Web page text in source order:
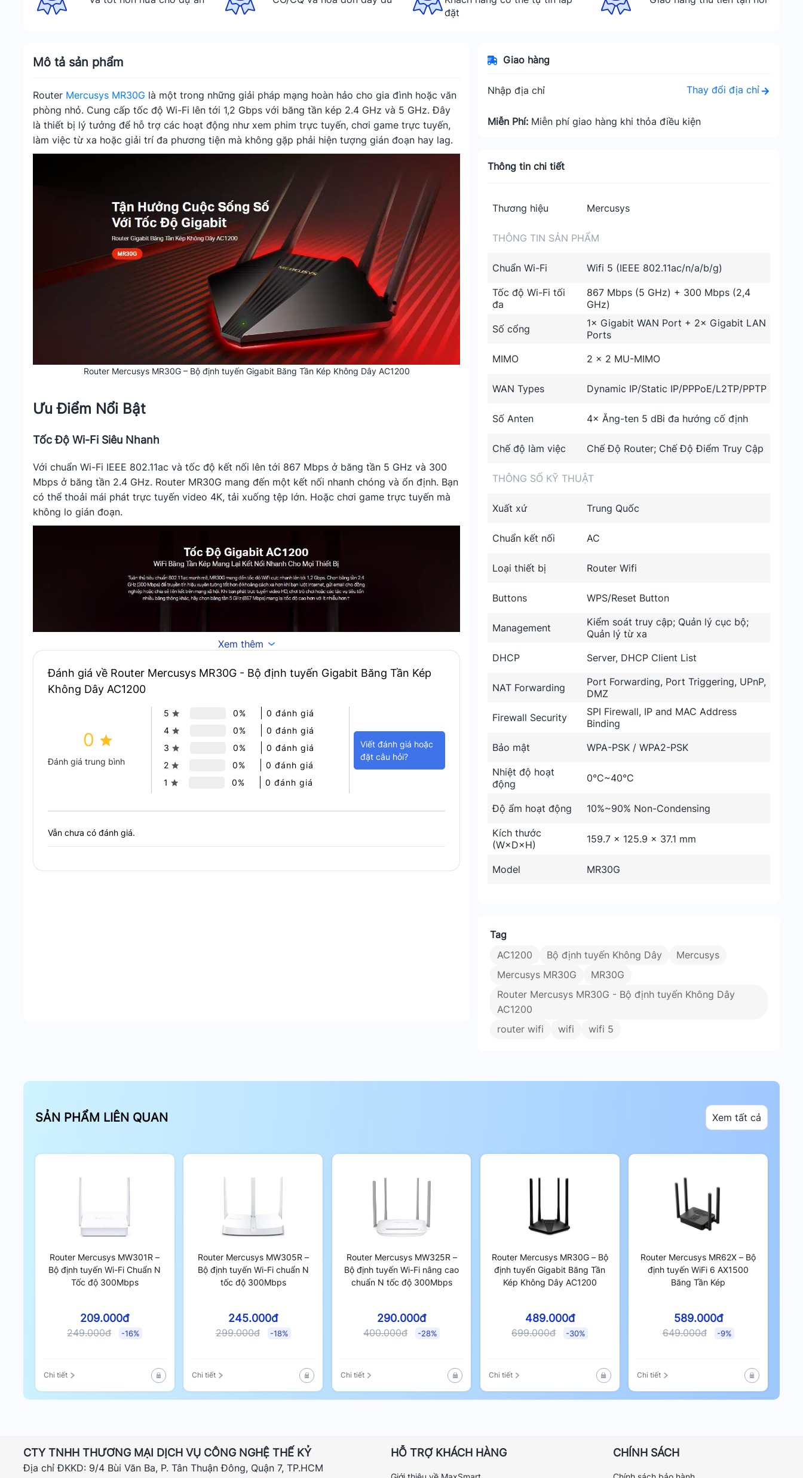
đặt
Mô tả sản phẩm
Router Mercusys MR30G là một trong những giải pháp mạng hoàn hảo cho gia đình hoặc văn
phòng nhỏ. Cung cấp tốc độ Wi-Fi lên tới 1,2 Gbps với băng tần kép 2.4 GHz và 5 GHz. Đây
là thiết bị lý tưởng để hỗ trợ các hoạt động như xem phim trực tuyến, chơi game trực tuyến,
làm việc từ xa hoặc giải trí đa phương tiện mà không gặp phải hiện tượng gián đoạn hay lag.
Router Mercusys MR30G – Bộ định tuyến Gigabit Băng Tần Kép Không Dây AC1200
Ưu Điểm Nổi Bật
Tốc Độ Wi-Fi Siêu Nhanh
Với chuẩn Wi-Fi IEEE 802.11ac và tốc độ kết nối lên tới 867 Mbps ở băng tần 5 GHz và 300
Mbps ở băng tần 2.4 GHz. Router MR30G mang đến một kết nối nhanh chóng và ổn định. Bạn
có thể thoải mái phát trực tuyến video 4K, tải xuống tệp lớn. Hoặc chơi game trực tuyến mà
không lo gián đoạn.
Router Mercusys MR30G Với chuẩn Wi-Fi IEEE 802.11ac
Trang bị 4 ăng-ten công suất cao, router MR30G đảm bảo khả năng phủ sóng rộng rãi. Loại
bỏ vùng chết trong ngôi nhà của bạn. Công nghệ Beamforming tích hợp giúp tập trung tín
hiệu Wi-Fi đến các thiết bị. Tăng cường kết nối và ổn định tín hiệu ở mọi vị trí. Cho phép sử
Công Nghệ MU-MIMO – Tăng Cường Hiệu Suất
các gia đình hoặc văn phòng có nhiều thiết bị kết nối vào mạng Wi-Fi, từ điện thoại, laptop,
Cổng Gigabit Tốc Độ Cao
Với 1 cổng WAN Gigabit và 2 cổng LAN Gigabit. MR30G mang lại khả năng truyền tải dữ liệu
Xem thêm
Đánh giá về Router Mercusys MR30G - Bộ định tuyến Gigabit Băng Tần Kép
Không Dây AC1200
0
Đánh giá trung bình
5 0%
0 đánh giá
4
0%
0 đánh giá
3
0%
0 đánh giá
2
0%
0 đánh giá
1
0% 0 đánh giá
Viết đánh giá hoặc
đặt câu hỏi?
Vẫn chưa có đánh giá.
Giao hàng
Nhập địa chỉ Thay đổi địa chỉ
Miễn Phí: Miễn phí giao hàng khi thỏa điều kiện
Thông tin chi tiết
Thương hiệu Mercusys
THÔNG TIN SẢN PHẨM
Chuẩn Wi-Fi Wifi 5 (IEEE 802.11ac/n/a/b/g)
Tốc độ Wi-Fi tối
đa
867 Mbps (5 GHz) + 300 Mbps (2,4
GHz)
Số cổng
1× Gigabit WAN Port + 2× Gigabit LAN
Ports
MIMO
2 × 2 MU-MIMO
WAN Types Dynamic IP/Static IP/PPPoE/L2TP/PPTP
Số Anten 4× Ăng-ten 5 dBi đa hướng cố định
Chế độ làm việc Chế Độ Router; Chế Độ Điểm Truy Cập
THÔNG SỐ KỸ THUẬT
Xuất xứ Trung Quốc
Chuẩn kết nối AC
Loại thiết bị Router Wifi
Buttons WPS/Reset Button
Management
Kiểm soát truy cập; Quản lý cục bộ;
Quản lý từ xa
DHCP
Server, DHCP Client List
NAT Forwarding
Port Forwarding, Port Triggering, UPnP,
DMZ
Firewall Security
SPI Firewall, IP and MAC Address
Binding
Bảo mật
WPA-PSK / WPA2-PSK
Nhiệt độ hoạt
động
0°C~40°C
Độ ẩm hoạt động 10%~90% Non-Condensing
Kích thước
(W×D×H)
159.7 × 125.9 × 37.1 mm
Model MR30G
Tag
AC1200
Bộ định tuyến Không Dây
Mercusys
Mercusys MR30G
MR30G
Router Mercusys MR30G - Bộ định tuyến Không Dây
AC1200
router wifi
wifi wifi 5
SẢN PHẨM LIÊN QUAN Xem tất cả
Router Mercusys MW301R –
Bộ định tuyến Wi-Fi Chuẩn N
Tốc độ 300Mbps
209.000đ
249.000đ -16%
Chi tiết
Router Mercusys MW305R –
Bộ định tuyến Wi-Fi chuẩn N
tốc độ 300Mbps
245.000đ
299.000đ -18%
Chi tiết
Router Mercusys MW325R –
Bộ định tuyến Wi-Fi nâng cao
chuẩn N tốc độ 300Mbps
290.000đ
400.000đ -28%
Chi tiết
Router Mercusys MR30G – Bộ
định tuyến Gigabit Băng Tần
Kép Không Dây AC1200
489.000đ
699.000đ -30%
Chi tiết
Router Mercusys MR62X – Bộ
định tuyến WiFi 6 AX1500
Băng Tần Kép
589.000đ
649.000đ -9%
Chi tiết
CTY TNHH THƯƠNG MẠI DỊCH VỤ CÔNG NGHỆ THẾ KỶ
Địa chỉ ĐKKD: 9/4 Bùi Văn Ba, P. Tân Thuận Đông, Quận 7, TP.HCM
HỖ TRỢ KHÁCH HÀNG CHÍNH SÁCH